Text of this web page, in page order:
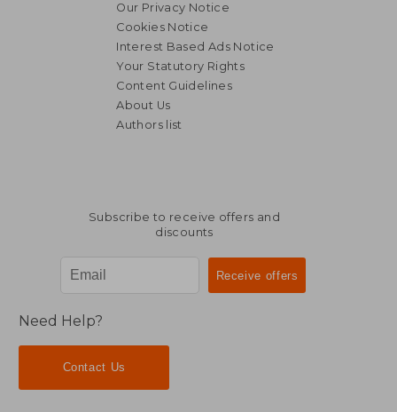
Our Privacy Notice
Cookies Notice
Interest Based Ads Notice
Your Statutory Rights
Content Guidelines
About Us
Authors list
Subscribe to receive offers and
discounts
Need Help?
Contact Us